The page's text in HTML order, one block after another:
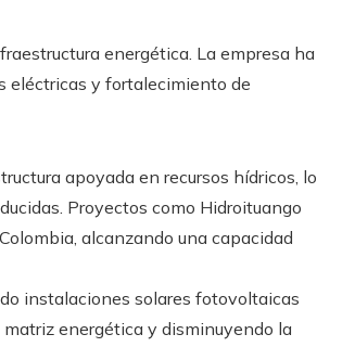
energética. La empresa ha
eléctricas y fortalecimiento de
apoyada en recursos hídricos, lo
Proyectos como Hidroituango
alcanzando una capacidad
instalaciones solares fotovoltaicas
energética y disminuyendo la